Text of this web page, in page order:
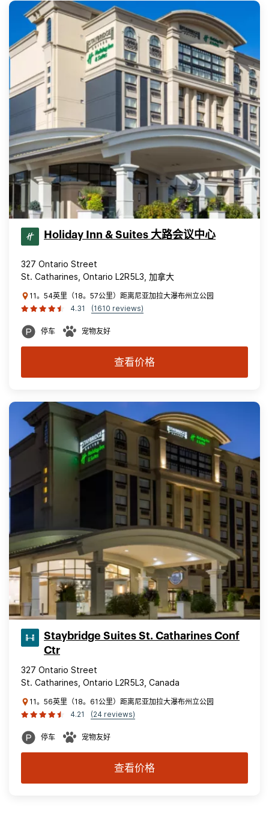
Holiday Inn & Suites 大路会议中心
327 Ontario Street
St. Catharines, Ontario L2R5L3, 加拿大
11。54英里（18。57公里）距离尼亚加拉大瀑布州立公园
4.31
(1610 reviews)
停车 宠物友好
查看价格
Staybridge Suites St. Catharines Conf
Ctr
327 Ontario Street
St. Catharines, Ontario L2R5L3, Canada
11。56英里（18。61公里）距离尼亚加拉大瀑布州立公园
4.21
(24 reviews)
停车 宠物友好
查看价格